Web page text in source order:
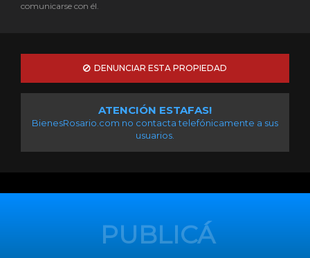
comunicarse con él.
DENUNCIAR ESTA PROPIEDAD
ATENCIÓN ESTAFAS!
BienesRosario.com no contacta telefónicamente a sus
usuarios.